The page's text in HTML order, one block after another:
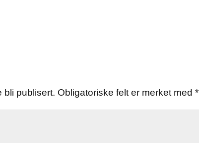
bli publisert. Obligatoriske felt er merket med*